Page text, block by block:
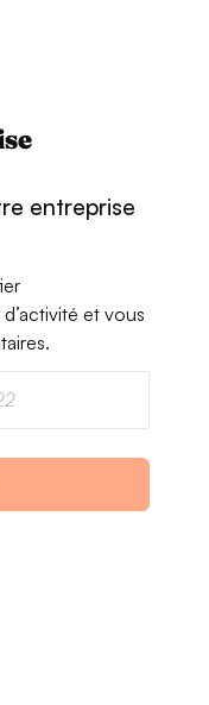
entreprise
et vous